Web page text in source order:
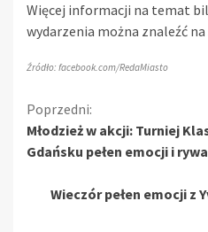
Więcej informacji na temat
wydarzenia można znaleźć
Źródło: facebook.com/RedaMiasto
Kontynuuj
czytanie
Poprzedni:
Młodzież w akcji: Turniej
Gdańsku pełen emocji i
Wieczór pełen emocji z